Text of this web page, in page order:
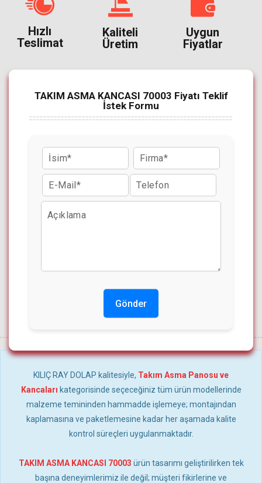
Hızlı
Teslimat
Kaliteli
Üretim
Uygun
Fiyatlar
TAKIM ASMA KANCASI 70003 Fiyatı Teklif
İstek Formu
Gönder
KILIÇ RAY DOLAP kalitesiyle, Takım Asma Panosu ve
Kancaları kategorisinde seçeceğiniz tüm ürün modellerinde
malzeme temininden hammadde işlemeye; montajından
kaplamasına ve paketlemesine kadar her aşamada kalite
kontrol süreçleri uygulanmaktadır.
TAKIM ASMA KANCASI 70003 ürün tasarımı geliştirilirken tek
başına deneyimlerimiz ile değil; müşteri fikirlerine ve